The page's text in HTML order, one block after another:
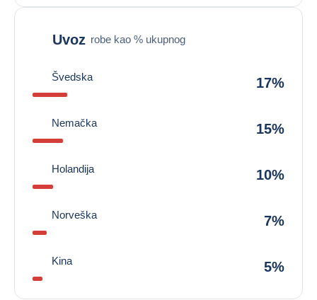
Uvoz robe kao % ukupnog
Švedska 17%
Nemačka 15%
Holandija 10%
Norveška 7%
Kina 5%